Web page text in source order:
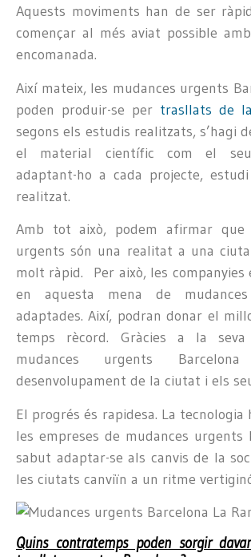
Aquests moviments han de ser
començar al més aviat possible
encomanada.
Així mateix, les mudances urgents
poden produir-se per trasllats de
segons els estudis realitzats, s’hagi
el material científic com el seu
adaptant-ho a cada projecte,
realitzat.
Amb tot això, podem afirmar que
urgents són una realitat a una
molt ràpid. Per això, les companyies
en aquesta mena de
adaptades. Així, podran donar el
temps rècord. Gràcies a la seva
mudances urgents
desenvolupament de la ciutat i els
El progrés és rapidesa. La tecnologia
les empreses de mudances urgents
sabut adaptar-se als canvis de la
les ciutats canviïn a un ritme
Quins contratemps poden sorgir